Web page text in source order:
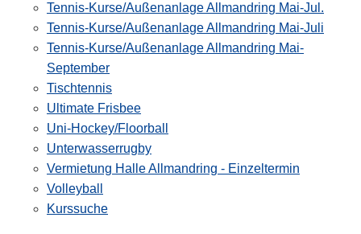
Tennis-Kurse/Außenanlage Allmandring Mai-Jul.
Tennis-Kurse/Außenanlage Allmandring Mai-Juli
Tennis-Kurse/Außenanlage Allmandring Mai-
September
Tischtennis
Ultimate Frisbee
Uni-Hockey/Floorball
Unterwasserrugby
Vermietung Halle Allmandring - Einzeltermin
Volleyball
Kurssuche